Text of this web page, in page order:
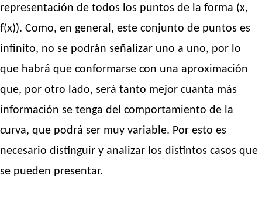
representación de todos los puntos de la forma (x,
f(x)). Como, en general, este conjunto de puntos es
infinito, no se podrán señalizar uno a uno, por lo
que habrá que conformarse con una aproximación
que, por otro lado, será tanto mejor cuanta más
información se tenga del comportamiento de la
curva, que podrá ser muy variable. Por esto es
necesario distinguir y analizar los distintos casos que
se pueden presentar.